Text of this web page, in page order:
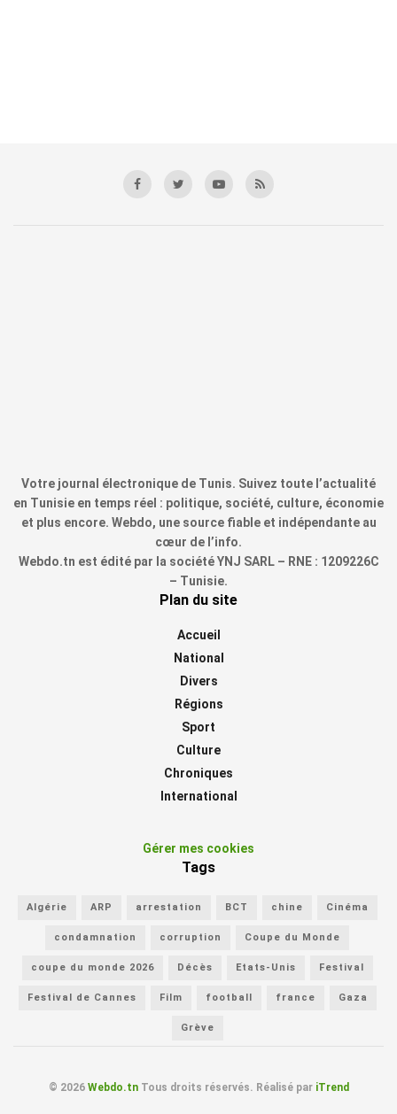
Votre journal électronique de Tunis. Suivez toute l’actualité
en Tunisie en temps réel : politique, société, culture, économie
et plus encore. Webdo, une source fiable et indépendante au
cœur de l’info.
Webdo.tn est édité par la société YNJ SARL – RNE : 1209226C
– Tunisie.
Plan du site
Accueil
National
Divers
Régions
Sport
Culture
Chroniques
International
Gérer mes cookies
Tags
Algérie ARP arrestation BCT chine Cinéma
condamnation corruption Coupe du Monde
coupe du monde 2026 Décès Etats-Unis Festival
Festival de Cannes Film football france Gaza
Grève
© 2026 Webdo.tnTous droits réservés. Réalisé par iTrend